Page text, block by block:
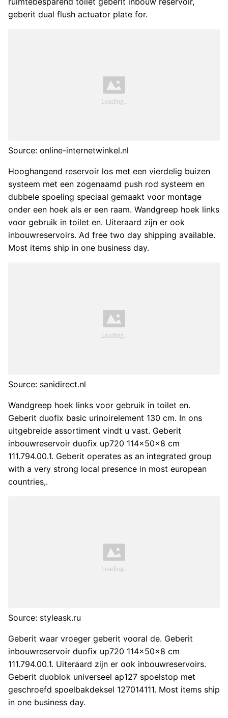
geberit dual flush actuator plate for.
Source: online-internetwinkel.nl
Hooghangend reservoir los met een vierdelig buizen
systeem met een zogenaamd push rod systeem en
dubbele spoeling speciaal gemaakt voor montage
onder een hoek als er een raam. Wandgreep hoek links
voor gebruik in toilet en. Uiteraard zijn er ook
inbouwreservoirs. Ad free two day shipping available.
Most items ship in one business day.
Source: sanidirect.nl
Wandgreep hoek links voor gebruik in toilet en.
Geberit duofix basic urinoirelement 130 cm. In ons
uitgebreide assortiment vindt u vast. Geberit
inbouwreservoir duofix up720 114x50x8 cm
111.794.00.1. Geberit operates as an integrated group
with a very strong local presence in most european
countries,.
Source: styleask.ru
Geberit waar vroeger geberit vooral de. Geberit
inbouwreservoir duofix up720 114x50x8 cm
111.794.00.1. Uiteraard zijn er ook inbouwreservoirs.
Geberit duoblok universeel ap127 spoelstop met
geschroefd spoelbakdeksel 127014111. Most items ship
in one business day.